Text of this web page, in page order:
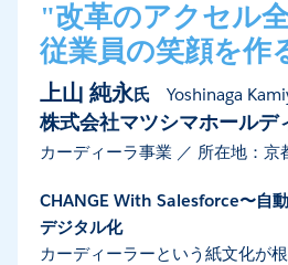
"改革のアクセル
従業員の笑顔を作
上山 純永氏 Yoshinaga
株式会社マツシマホールデ
カーディーラ事業 ／ 所在地：京
CHANGE With Salesforce〜自
デジタル化
カーディーラーという紙文化が